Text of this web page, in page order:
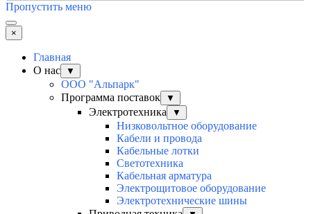
Пропустить меню
×
Главная
О нас
▼
ООО "Альпарк"
Программа поставок
▼
Электротехника ▼
Низковольтное оборудование
Кабели и провода
Кабельные лотки
Светотехника
Кабельная арматура
Электрощитовое оборудование
Электротехнические шины